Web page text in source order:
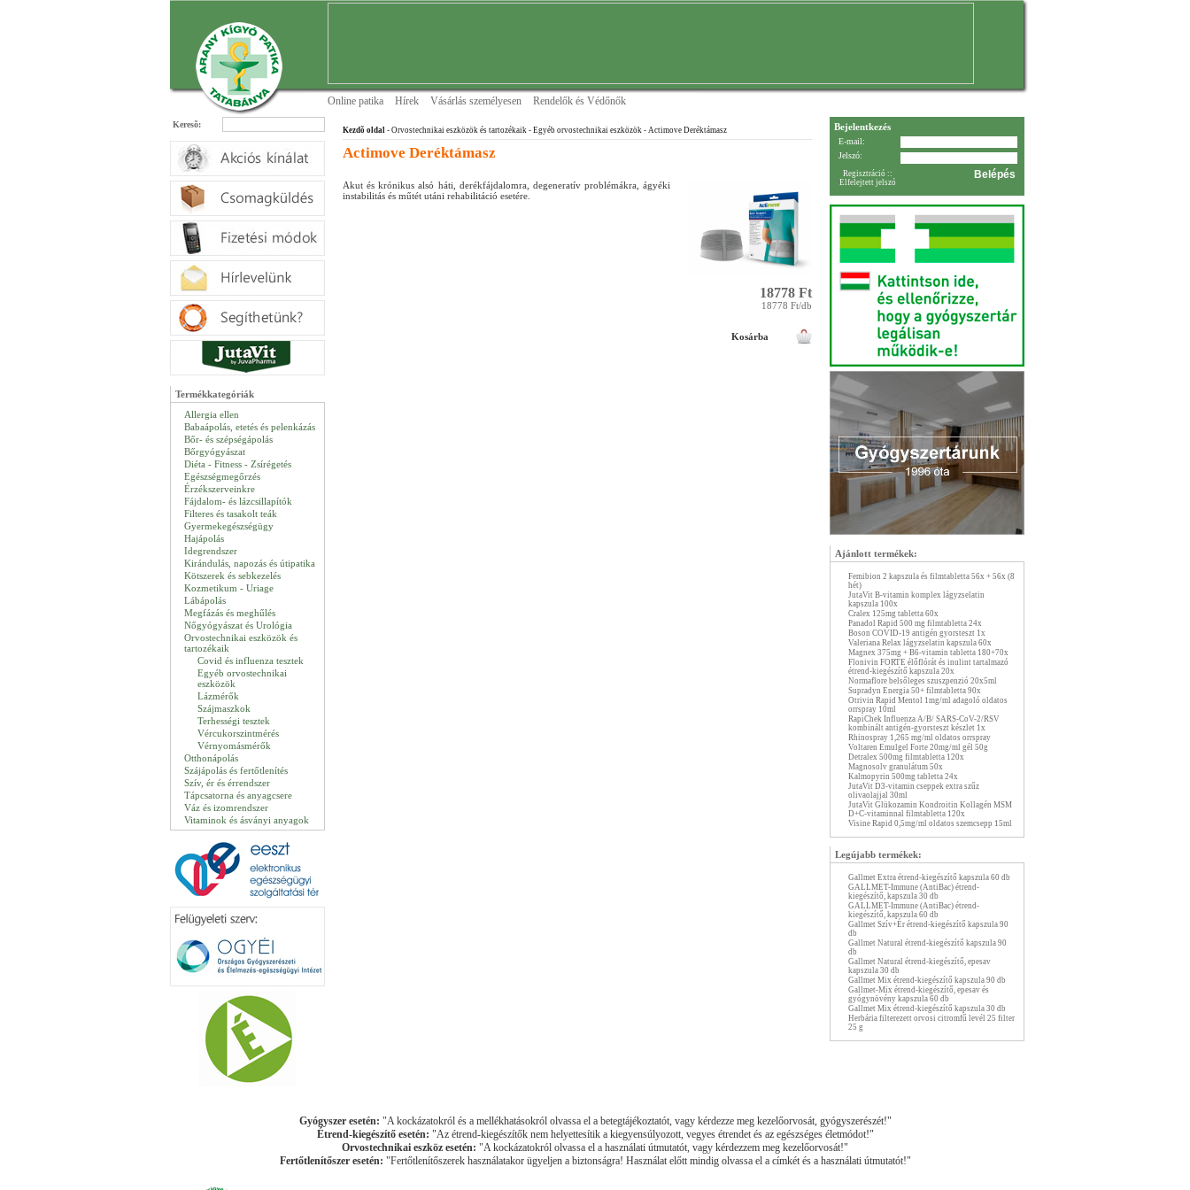
Online patika Hírek Vásárlás személyesen Rendelők és Védőnők
Keresõ:
Termékkategóriák
Allergia ellen
Babaápolás, etetés és pelenkázás
Bőr- és szépségápolás
Bőrgyógyászat
Diéta - Fitness - Zsírégetés
Egészségmegőrzés
Érzékszerveinkre
Fájdalom- és lázcsillapítók
Filteres és tasakolt teák
Gyermekegészségügy
Hajápolás
Idegrendszer
Kirándulás, napozás és útipatika
Kötszerek és sebkezelés
Kozmetikum - Uriage
Lábápolás
Megfázás és meghűlés
Nőgyógyászat és Urológia
Orvostechnikai eszközök és
tartozékaik
Covid és influenza tesztek
Egyéb orvostechnikai
eszközök
Lázmérők
Szájmaszkok
Terhességi tesztek
Vércukorszintmérés
Vérnyomásmérők
Otthonápolás
Szájápolás és fertőtlenítés
Szív, ér és érrendszer
Tápcsatorna és anyagcsere
Váz és izomrendszer
Vitaminok és ásványi anyagok
Kezdõ oldal - Orvostechnikai eszközök és tartozékaik - Egyéb orvostechnikai eszközök - Actimove Deréktámasz
Actimove Deréktámasz
18778 Ft
18778 Ft/db
Kosárba
Akut és krónikus alsó háti, derékfájdalomra, degeneratív problémákra, ágyéki
instabilitás és műtét utáni rehabilitáció esetére.
Bejelentkezés
E-mail:
Jelszó:
Regisztráció ::
Elfelejtett jelszó
Ajánlott termékek:
Femibion 2 kapszula és filmtabletta 56x + 56x (8
hét)
JutaVit B-vitamin komplex lágyzselatin
kapszula 100x
Cralex 125mg tabletta 60x
Panadol Rapid 500 mg filmtabletta 24x
Boson COVID-19 antigén gyorsteszt 1x
Valeriana Relax lágyzselatin kapszula 60x
Magnex 375mg + B6-vitamin tabletta 180+70x
Flonivin FORTE élőflórát és inulint tartalmazó
étrend-kiegészítő kapszula 20x
Normaflore belsőleges szuszpenzió 20x5ml
Supradyn Energia 50+ filmtabletta 90x
Otrivin Rapid Mentol 1mg/ml adagoló oldatos
orrspray 10ml
RapiChek Influenza A/B/ SARS-CoV-2/RSV
kombinált antigén-gyorsteszt készlet 1x
Rhinospray 1,265 mg/ml oldatos orrspray
Voltaren Emulgel Forte 20mg/ml gél 50g
Detralex 500mg filmtabletta 120x
Magnosolv granulátum 50x
Kalmopyrin 500mg tabletta 24x
JutaVit D3-vitamin cseppek extra szűz
olivaolajjal 30ml
JutaVit Glükozamin Kondroitin Kollagén MSM
D+C-vitaminnal filmtabletta 120x
Visine Rapid 0,5mg/ml oldatos szemcsepp 15ml
Legújabb termékek:
Gallmet Extra étrend-kiegészítő kapszula 60 db
GALLMET-Immune (AntiBac) étrend-
kiegészítő, kapszula 30 db
GALLMET-Immune (AntiBac) étrend-
kiegészítő, kapszula 60 db
Gallmet Szív+Ér étrend-kiegészítő kapszula 90
db
Gallmet Natural étrend-kiegészítő kapszula 90
db
Gallmet Natural étrend-kiegészítő, epesav
kapszula 30 db
Gallmet Mix étrend-kiegészítő kapszula 90 db
Gallmet-Mix étrend-kiegészítő, epesav és
gyógynövény kapszula 60 db
Gallmet Mix étrend-kiegészítő kapszula 30 db
Herbária filterezett orvosi citromfű levél 25 filter
25 g
Gyógyszer esetén: "A kockázatokról és a mellékhatásokról olvassa el a betegtájékoztatót, vagy kérdezze meg kezelőorvosát, gyógyszerészét!"
Étrend-kiegészítő esetén: "Az étrend-kiegészítők nem helyettesítik a kiegyensúlyozott, vegyes étrendet és az egészséges életmódot!"
Orvostechnikai eszköz esetén: "A kockázatokról olvassa el a használati útmutatót, vagy kérdezzem meg kezelőorvosát!"
Fertőtlenítőszer esetén: "Fertőtlenítőszerek használatakor ügyeljen a biztonságra! Használat előtt mindig olvassa el a címkét és a használati útmutatót!"